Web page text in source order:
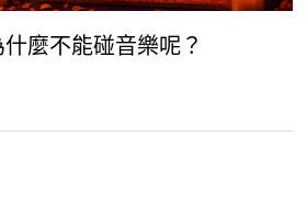
什麼不能碰音樂呢？